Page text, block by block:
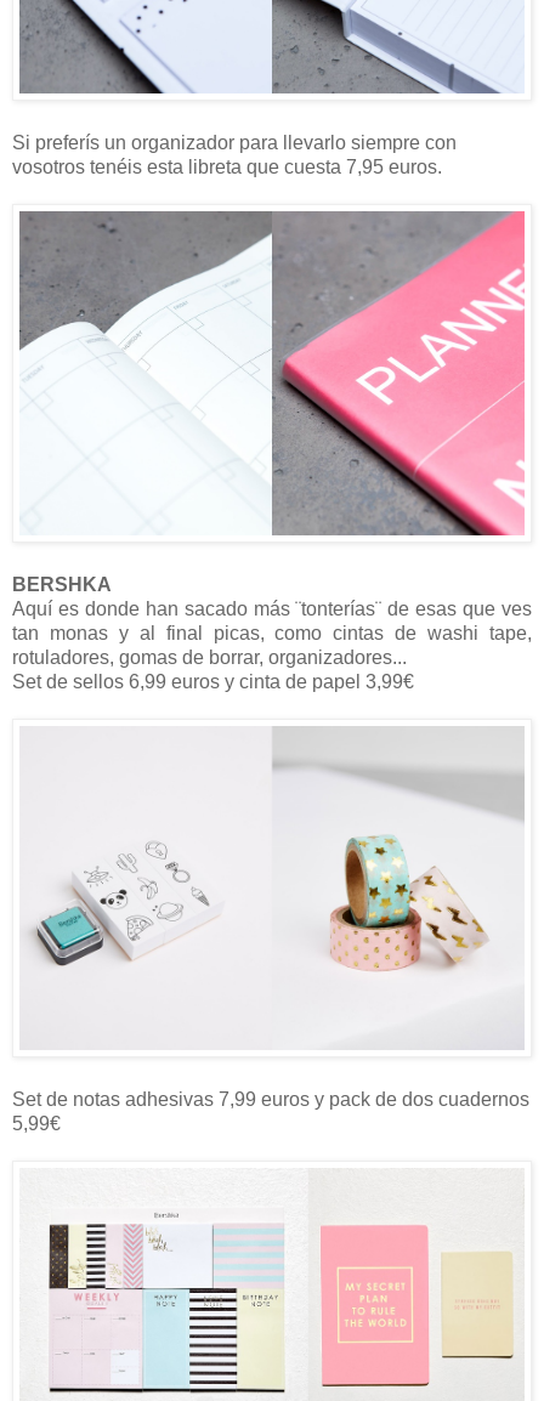
Si preferís un organizador para llevarlo siempre con
vosotros tenéis esta libreta que cuesta 7,95 euros.
BERSHKA
Aquí es donde han sacado más ¨tonterías¨ de esas que ves
tan monas y al final picas, como cintas de washi tape,
rotuladores, gomas de borrar, organizadores...
Set de sellos 6,99 euros y cinta de papel 3,99€
Set de notas adhesivas 7,99 euros y pack de dos cuadernos
5,99€